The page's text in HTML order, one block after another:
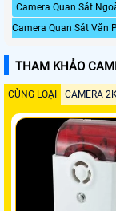
Camera Quan Sát
Camera Quan Sát Văn
THAM KHẢO
CÙNG LOẠI CAMERA